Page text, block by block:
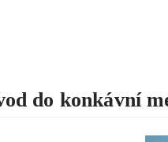
do konkávní